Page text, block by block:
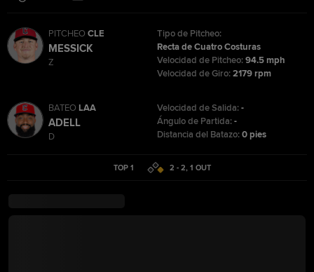
PITCHEO CLE
MESSICK
Z
Tipo de Pitcheo:
Recta de Cuatro Costuras
Velocidad de Pitcheo:94.5 mph
Velocidad de Giro:2179 rpm
BATEO LAA
ADELL
D
Velocidad de Salida:-
Ángulo de Partida:-
Distancia del Batazo:0 pies
TOP 1 2 - 2, 1 OUT